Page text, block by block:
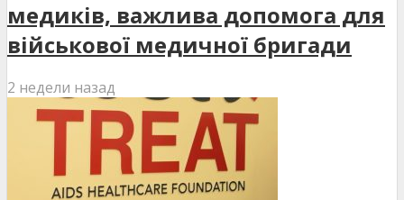
медиків, важлива допомога для
військової медичної бригади
2 недели назад